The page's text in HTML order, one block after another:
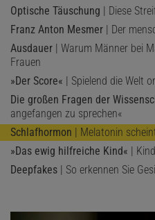
Optische Täuschung | Diese
Franz Anton Mesmer | Der
Ausdauer | Warum Männer bei
Frauen
»Der Score« | Spielend die Welt
Die großen Fragen der
angefangen zu sprechen«
Schlafhormon | Melatonin
»Das ewig hilfreiche Kind« |
Deepfakes | So erkennen Sie